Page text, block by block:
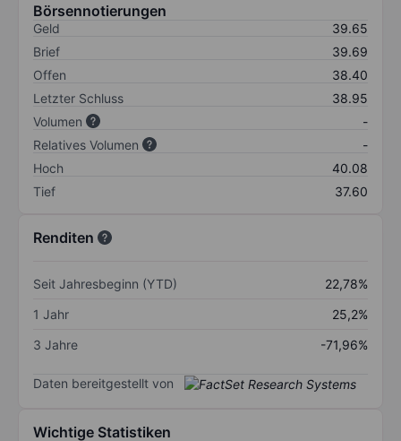
Börsennotierungen
Geld
39.65
Brief
39.69
Offen
38.40
Letzter Schluss
38.95
Volumen
-
Relatives Volumen
-
Hoch
40.08
Tief
37.60
Renditen
Seit Jahresbeginn (YTD)
22,78%
1 Jahr
25,2%
3 Jahre
-71,96%
Daten bereitgestellt von
Wichtige Statistiken